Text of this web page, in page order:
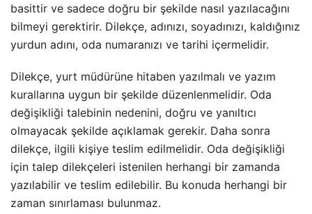
basittir ve sadece doğru bir şekilde nasıl yazılacağını
bilmeyi gerektirir. Dilekçe, adınızı, soyadınızı, kaldığınız
yurdun adını, oda numaranızı ve tarihi içermelidir.
Dilekçe, yurt müdürüne hitaben yazılmalı ve yazım
kurallarına uygun bir şekilde düzenlenmelidir. Oda
değişikliği talebinin nedenini, doğru ve yanıltıcı
olmayacak şekilde açıklamak gerekir. Daha sonra
dilekçe, ilgili kişiye teslim edilmelidir. Oda değişikliği
için talep dilekçeleri istenilen herhangi bir zamanda
yazılabilir ve teslim edilebilir. Bu konuda herhangi bir
zaman sınırlaması bulunmaz.